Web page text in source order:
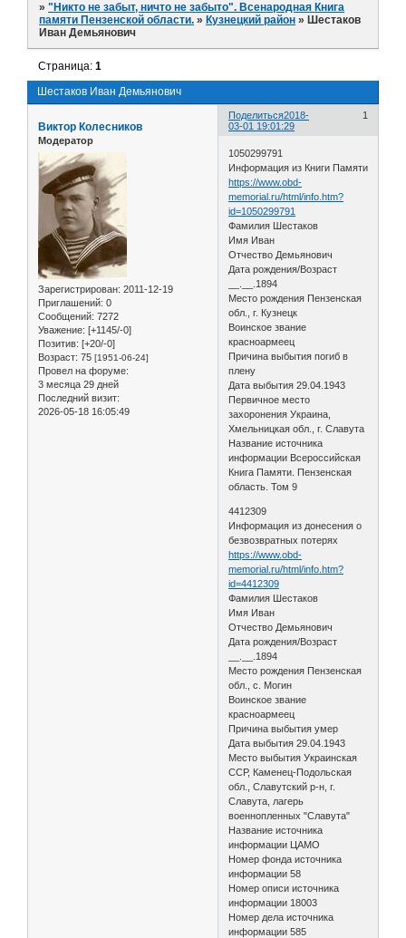
»"Никто не забыт, ничто не забыто". Всенародная Книга
памяти Пензенской области. » Кузнецкий район » Шестаков
Иван Демьянович
Шестаков Иван Демьянович
Страница:1
Поделиться 1
2018-
03-01 19:01:29
Виктор Колесников
Модератор
Зарегистрирован: 2011-12-19
Приглашений: 0
Сообщений: 7272
Уважение: [+1145/-0]
Позитив: [+20/-0]
Возраст: 75 [1951-06-24]
Провел на форуме:
3 месяца 29 дней
Последний визит:
2026-05-18 16:05:49
1050299791
Информация из Книги Памяти
https://www.obd-
memorial.ru/html/info.htm?
id=1050299791
Фамилия Шестаков
Имя Иван
Отчество Демьянович
Дата рождения/Возраст
__.__.1894
Место рождения Пензенская
обл., г. Кузнецк
Воинское звание
красноармеец
Причина выбытия погиб в
плену
Дата выбытия 29.04.1943
Первичное место
захоронения Украина,
Хмельницкая обл., г. Славута
Название источника
информации Всероссийская
Книга Памяти. Пензенская
область. Том 9
4412309
Информация из донесения о
безвозвратных потерях
https://www.obd-
memorial.ru/html/info.htm?
id=4412309
Фамилия Шестаков
Имя Иван
Отчество Демьянович
Дата рождения/Возраст
__.__.1894
Место рождения Пензенская
обл., с. Могин
Воинское звание
красноармеец
Причина выбытия умер
Дата выбытия 29.04.1943
Место выбытия Украинская
ССР, Каменец-Подольская
обл., Славутский р-н, г.
Славута, лагерь
военнопленных "Славута"
Название источника
информации ЦАМО
Номер фонда источника
информации 58
Номер описи источника
информации 18003
Номер дела источника
информации 585